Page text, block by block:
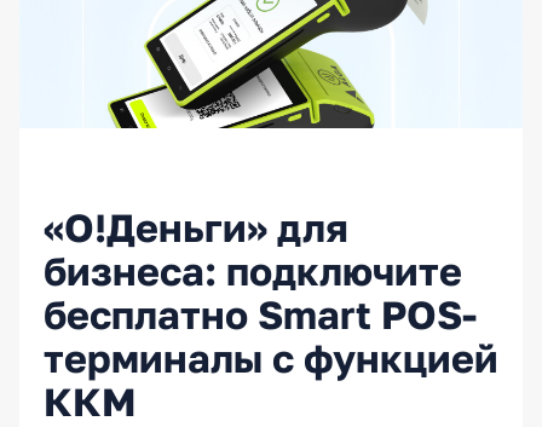
«О!Деньги» для
бизнеса: подключите
бесплатно Smart POS-
терминалы с функцией
ККМ